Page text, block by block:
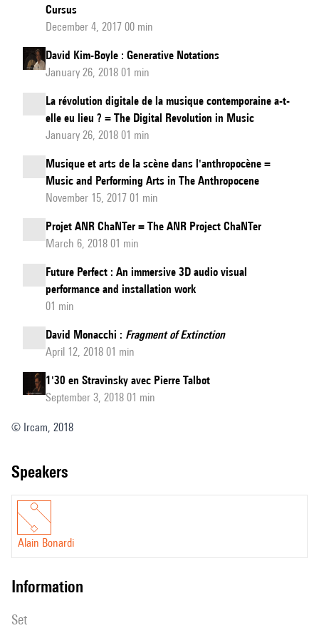
collaborative
music
Cursus
December 4, 2017 00 min
David Kim-Boyle : Generative Notations
January 26, 2018 01 min
La révolution digitale de la musique contemporaine a-t-
elle eu lieu ? = The Digital Revolution in Music
January 26, 2018 01 min
Musique et arts de la scène dans l'anthropocène =
Music and Performing Arts in The Anthropocene
November 15, 2017 01 min
Projet ANR ChaNTer = The ANR Project ChaNTer
March 6, 2018 01 min
Future Perfect : An immersive 3D audio visual
performance and installation work
01 min
David Monacchi : Fragment of Extinction
April 12, 2018 01 min
1'30 en Stravinsky avec Pierre Talbot
September 3, 2018 01 min
© Ircam, 2018
speakers
Alain Bonardi
information
set